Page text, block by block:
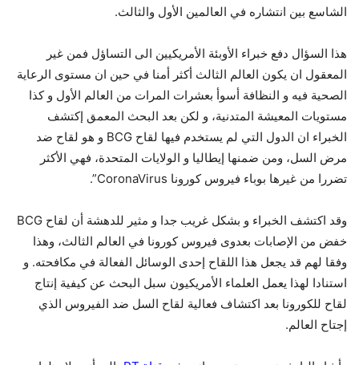
الشاسع بين انتشاره في العالمين الأول والثالث.
هذا السؤال دفع خبراء الأوبئة الأمريكيين الى التساؤل فمن غير
المعقول ان يكون العالم الثالث أكثر أمنا في حين ان مستوى الرعاية
الصحية فيه و النظافة أسوأ بعشرات المرات من العالم الأول و كذا
مستويات المعيشة المتدنية، و لكن بعد البحث المعمق إكتشف
الخبراء ان الدول التي لم يستخدم فيها لقاح BCG و هو لقاح ضد
مرض السل، ومن ضمنها إيطاليا و الولايات المتحدة، فهي الأكثر
تضررا من غيرها بوباء فيروس كورونا CoronaVirus”.
وقد اكتشف الخبراء و بشكل غريب جدا و مثير للدهشة أن لقاح BCG
خفض من الإصابات بعدوى فيروس كورونا في العالم الثالث، وهذا
وفقا لهم قد يجعل هذا اللقاح إحدى الوسائل الفعالة في مكافحته. و
استنادا لهذا يعمل العلماء الأمريكيون سبل البحث عن كيفية إنتاج
لقاح للكورونا بعد اكتشاف فعالية لقاح السل ضد الفيروس الذي
إجتاح العالم.